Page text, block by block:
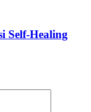
Self-Healing